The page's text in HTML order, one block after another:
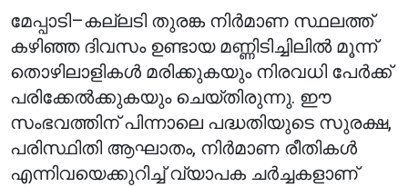
മേപ്പാടി–കല്ലടി തുരങ്ക നിർമാണ സ്ഥലത്ത്
കഴിഞ്ഞ ദിവസം ഉണ്ടായ മണ്ണിടിച്ചിലിൽ മൂന്ന്
തൊഴിലാളികൾ മരിക്കുകയും നിരവധി പേർക്ക്
പരിക്കേൽക്കുകയും ചെയ്തിരുന്നു. ഈ
സംഭവത്തിന് പിന്നാലെ പദ്ധതിയുടെ സുരക്ഷ,
പരിസ്ഥിതി ആഘാതം, നിർമാണ രീതികൾ
എന്നിവയെക്കുറിച്ച് വ്യാപക ചർച്ചകളാണ്